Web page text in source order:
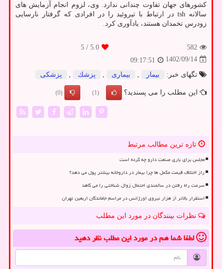
کشورهای جهان تفاوت چندانی ندارد. وی، لزوم انجام آزمایش های
سالانه tsh در ارتباط با تیروئید را در افرادی که گرفتار نارسایی
زودرس تخمدان هستند، یادآوری کرد.
582
5.0
/ 5
1402/09/14
09:17:51
تگهای خبر:
بیمار بیماری پزشك پزشكی
این مطلب را می پسندید؟ (1)
(0)
تازه ترین مطالب مرتبط
مجلس برای یاری صنعت دارو چه کرده است
راز اختلاف قیمت مکمل ها چرا بیمار در داروخانه بیشتر پول می دهد؟
سرعت راه رفتن در سالمندی احتمال زوال شناختی را می کاهد
استقرار بالاتر از هزار نیروی اورژانس در مراسم جاماندگان اربعین تهران
نظرات بینندگان در مورد این مطلب
لطفا شما همدر مورد این مطلبنظر دهید